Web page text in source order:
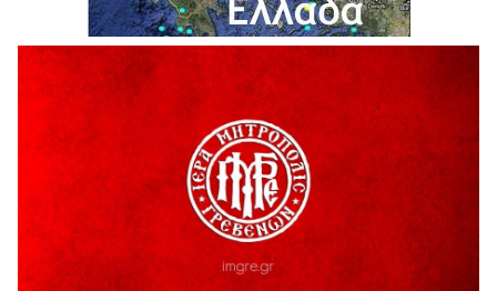
6 Αυγούστου 2026
H παραδοχή λαθών είναι (και) δύναμη
5 Αυγούστου 2026
Ο ΑΝΔΡΕΑΣ ΑΣΛΑΝΙΔΗΣ ΣΥΝΕΧΙΖΕΙ ΣΤΟΝ ΠΡΩΤΕΑ
ΓΡΕΒΕΝΩΝ
5 Αυγούστου 2026
Ευχαριστήριο Εκπολιτιστικού Συλλόγου Ταξιάρχη προς κ.
Παρασχάκη Αθανάσιο
5 Αυγούστου 2026